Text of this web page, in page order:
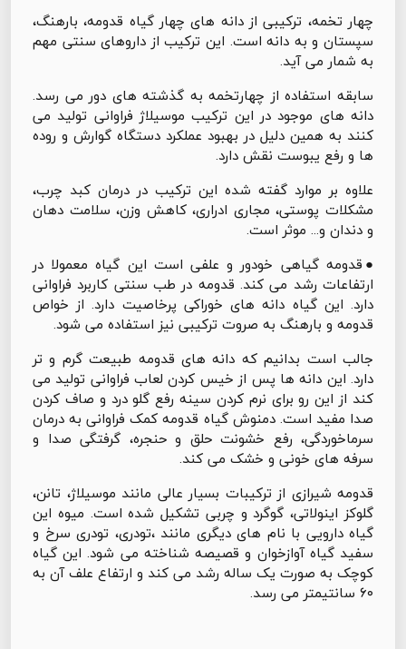
چهار تخمه، ترکیبی از دانه های چهار گیاه قدومه، بارهنگ،
سپستان و به دانه است. این ترکیب از داروهای سنتی مهم
به شمار می آید.
سابقه استفاده از چهارتخمه به گذشته های دور می رسد.
دانه های موجود در این ترکیب موسیلاژ فراوانی تولید می
کنند به همین دلیل در بهبود عملکرد دستگاه گوارش و روده
ها و رفع یبوست نقش دارد.
علاوه بر موارد گفته شده این ترکیب در درمان کبد چرب،
مشکلات پوستی، مجاری ادراری، کاهش وزن، سلامت دهان
و دندان و... موثر است.
●قدومه گیاهی خودور و علفی است این گیاه معمولا در
ارتفاعات رشد می کند. قدومه در طب سنتی کاربرد فراوانی
دارد. این گیاه دانه های خوراکی پرخاصیت دارد. از خواص
قدومه و بارهنگ به صروت ترکیبی نیز استفاده می شود.
جالب است بدانیم که دانه های قدومه طبیعت گرم و تر
دارد. این دانه ها پس از خیس کردن لعاب فراوانی تولید می
کند از این رو برای نرم کردن سینه رفع گلو درد و صاف کردن
صدا مفید است. دمنوش گیاه قدومه کمک فراوانی به درمان
سرماخوردگی، رفع خشونت حلق و حنجره، گرفتگی صدا و
سرفه های خونی و خشک می کند.
قدومه شیرازی از ترکیبات بسیار عالی مانند موسیلاژ، تانن،
گلوکز اینولاتی، گوگرد و چربی تشکیل شده است. میوه این
گیاه دارویی با نام های دیگری مانند ،تودری، تودری سرخ و
سفید گیاه آوازخوان و قصیصه شناخته می شود. این گیاه
کوچک به صورت یک ساله رشد می کند و ارتفاع علف آن به
۶۰ سانتیمتر می رسد.